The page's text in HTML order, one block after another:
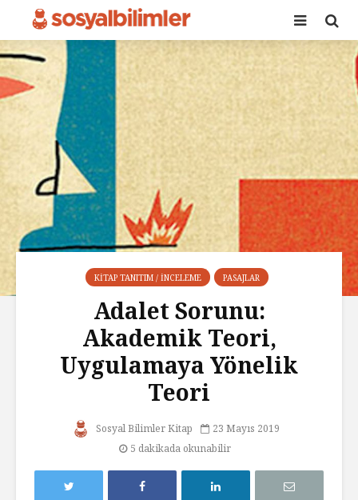
KITAP TANITIM / İNCELEME PASAJLAR
Adalet Sorunu:
Akademik Teori,
Uygulamaya Yönelik
Teori
Sosyal Bilimler Kitap
23 Mayıs 2019
5 dakikada okunabilir